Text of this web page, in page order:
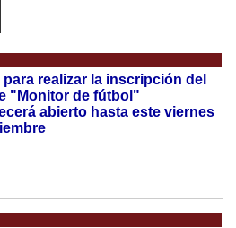
para realizar la inscripción del
"Monitor de fútbol"
abierto hasta este viernes